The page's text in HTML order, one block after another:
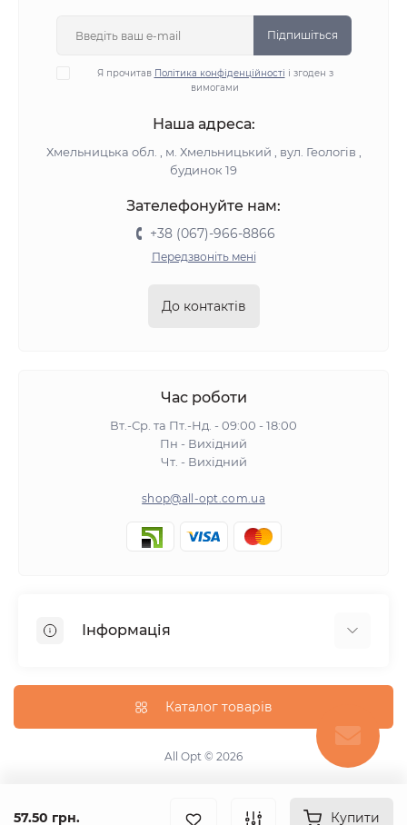
57.50 грн. Купити
Підпишіться
Я прочитав Політика конфіденційності і згоден з
вимогами
Наша адреса:
Хмельницька обл. , м. Хмельницький , вул. Геологів ,
будинок 19
Зателефонуйте нам:
+38 (067)-966-8866
Передзвоніть мені
До контактів
Час роботи
Вт.-Ср. та Пт.-Нд. - 09:00 - 18:00
Пн - Вихідний
Чт. - Вихідний
shop@all-opt.com.ua
Інформація
Оплата та доставка
Повернення та обмін
Політика конфіденційності
Каталог товарів
All Opt © 2026